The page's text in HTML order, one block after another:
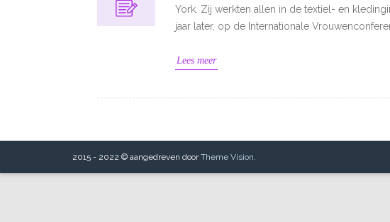
York. Zij werkten allen in de textiel- en
jaar later, op de Internationale
Lees meer
2015 - 2022 © aangedreven doorTheme Vision.